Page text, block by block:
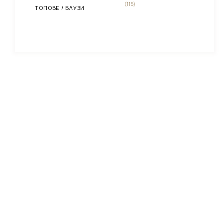
ТОПОВЕ / БЛУЗИ (115)